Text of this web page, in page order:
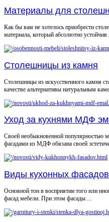
Материалы для
Как бы вам не хотелось приобрести
материала, который абсолютно устойчив
Столешницы из камня
Столешницы из искусственного камня
качестве альтернативы натуральным
Уход за кухнями МДФ
Своей необыкновенной популярностью
фасадами из МДФ обязана своей
Виды кухонных фасадов
Основной тон в восприятии того или
фасад мебели. При этом фасады ...